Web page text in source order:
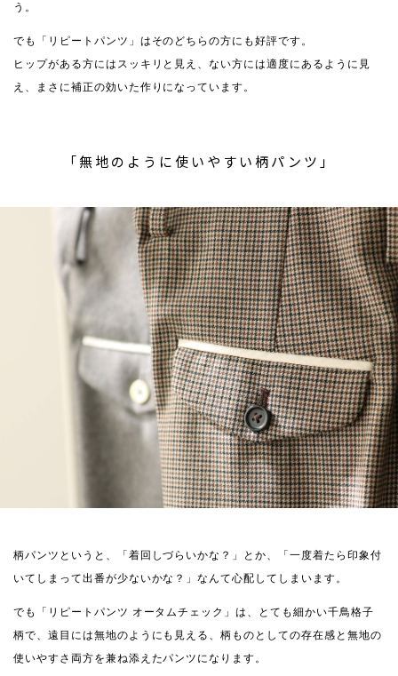
う。
でも「リピートパンツ」はそのどちらの方にも好評です。
ヒップがある方にはスッキリと見え、ない方には適度にあるように見
え、まさに補正の効いた作りになっています。
「無地のように使いやすい柄パンツ」
柄パンツというと、「着回しづらいかな？」とか、「一度着たら印象付
いてしまって出番が少ないかな？」なんて心配してしまいます。
でも「リピートパンツ オータムチェック」は、とても細かい千鳥格子
柄で、遠目には無地のようにも見える、柄ものとしての存在感と無地の
使いやすさ両方を兼ね添えたパンツになります。